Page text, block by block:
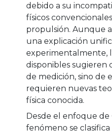
debido a su
físicos
propulsión. Aunque
una explicación
experimentalmente,
disponibles sugieren
de medición, sino de
requieren nuevas
física conocida.
Desde el enfoque de
fenómeno se